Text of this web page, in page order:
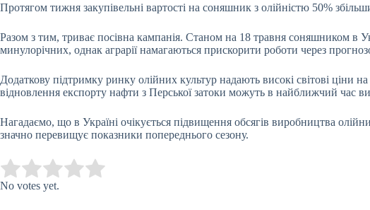
Протягом тижня закупівельні вартості на соняшник з олійністю 50%
Разом з тим, триває посівна кампанія. Станом на 18 травня соняшником в
минулорічних, однак аграрії намагаються прискорити роботи через
Додаткову підтримку ринку олійних культур надають високі світові
відновлення експорту нафти з Перської затоки можуть в найближчий час
Нагадаємо, що в Україні очікується підвищення обсягів виробництва
значно перевищує показники попереднього сезону.
Rate this item:
No votes yet.